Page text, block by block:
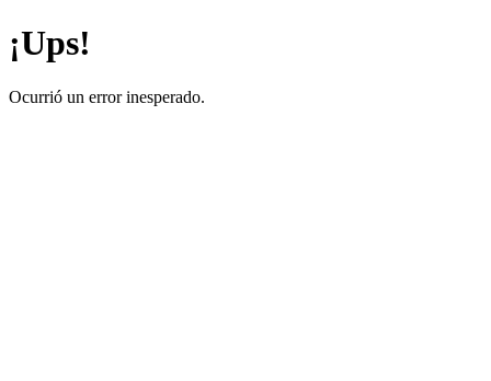
¡Ups!
Ocurrió un error inesperado.